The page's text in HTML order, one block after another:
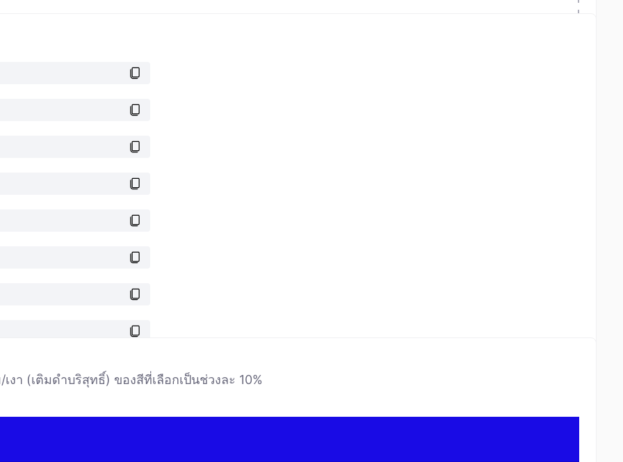
า (เติมดำบริสุทธิ์) ของสีที่เลือกเป็นช่วงละ 10%